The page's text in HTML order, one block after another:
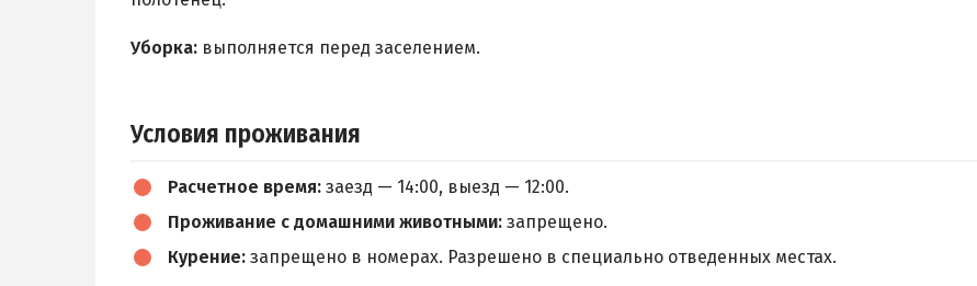
Уборка: выполняется перед заселением.
Условия проживания
Расчетное время: заезд — 14:00, выезд — 12:00.
Проживание с домашними животными: запрещено.
Курение: запрещено в номерах. Разрешено в специально отведенных местах.